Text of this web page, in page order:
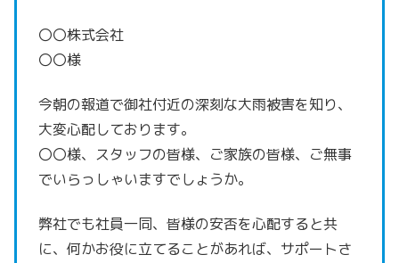
〇〇株式会社
〇〇様
今朝の報道で御社付近の深刻な大雨被害を知り、
大変心配しております。
〇〇様、スタッフの皆様、ご家族の皆様、ご無事
でいらっしゃいますでしょうか。
弊社でも社員一同、皆様の安否を心配すると共
に、 何かお役に立てることがあれば、サポートさ